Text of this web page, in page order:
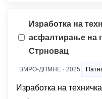
Изработка на
асфалтирање на
Стрновац
ВМРО-ДПМНЕ · 2025
Изработка на